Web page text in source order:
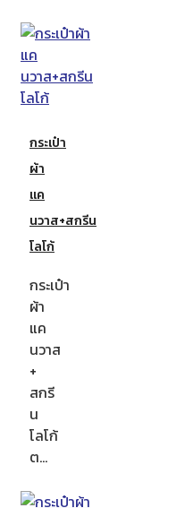
กระเป๋า
ผ้า
แค
นวาส+สกรีน
โลโก้
กระเป๋า
ผ้า
แค
นวาส
+
สกรี
น
โลโก้
ต…